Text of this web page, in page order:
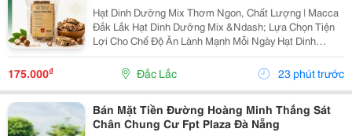
Hạt Dinh Dưỡng Mix Thơm Ngon, Chất Lượng | Macca
Đắk Lắk Hạt Dinh Dưỡng Mix &Ndash; Lựa Chọn Tiện
Lợi Cho Chế Độ Ăn Lành Mạnh Mỗi Ngày Hạt Dinh
Dưỡng Mix Là Sự Kết Hợp Của Nhiều Loại Hạt Giàu
Dưỡng Chất, Mang Đến Hương Vị Thơm Ngon Và Tiện
175.000₫ Đắc Lắc 23 phút trước
Bán Mặt Tiền Đường Hoàng Minh Thắng Sát
Chân Chung Cư Fpt Plaza Đà Nẵng